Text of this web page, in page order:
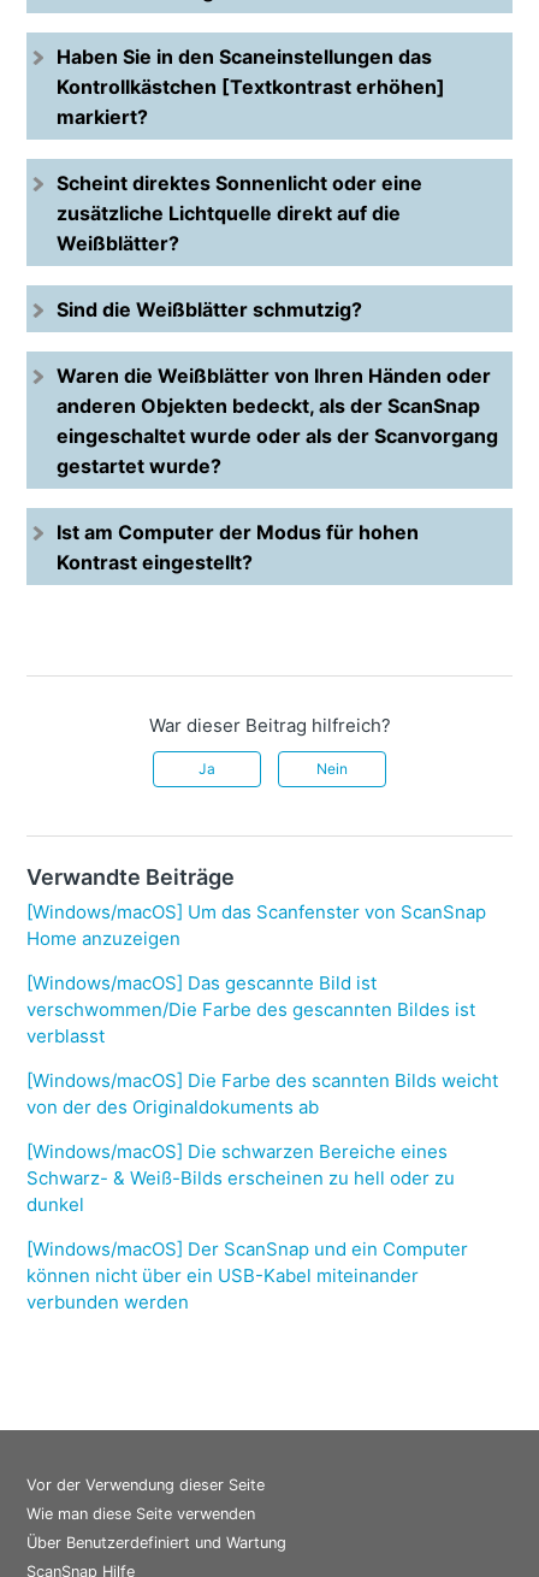
Haben Sie in den Scaneinstellungen das
Kontrollkästchen [Textkontrast erhöhen]
markiert?
Scheint direktes Sonnenlicht oder eine
zusätzliche Lichtquelle direkt auf die
Weißblätter?
Sind die Weißblätter schmutzig?
Waren die Weißblätter von Ihren Händen oder
anderen Objekten bedeckt, als der ScanSnap
eingeschaltet wurde oder als der Scanvorgang
gestartet wurde?
Ist am Computer der Modus für hohen
Kontrast eingestellt?
War dieser Beitrag hilfreich?
Ja Nein
Verwandte Beiträge
[Windows/macOS] Um das Scanfenster von ScanSnap
Home anzuzeigen
[Windows/macOS] Das gescannte Bild ist
verschwommen/Die Farbe des gescannten Bildes ist
verblasst
[Windows/macOS] Die Farbe des scannten Bilds weicht
von der des Originaldokuments ab
[Windows/macOS] Die schwarzen Bereiche eines
Schwarz- & Weiß-Bilds erscheinen zu hell oder zu
dunkel
[Windows/macOS] Der ScanSnap und ein Computer
können nicht über ein USB-Kabel miteinander
verbunden werden
Vor der Verwendung dieser Seite
Wie man diese Seite verwenden
Über Benutzerdefiniert und Wartung
ScanSnap Hilfe